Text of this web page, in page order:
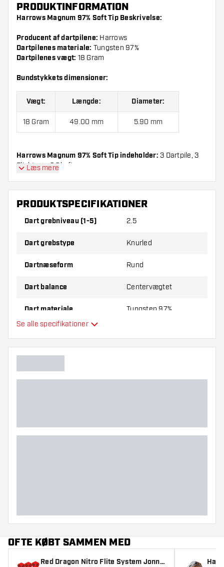
PRODUKTINFORMATION
Harrows Magnum 97% Soft Tip Beskrivelse:
Producent af dartpilene: Harrows
Dartpilenes materiale: Tungsten 97%
Dartpilenes vægt: 18 Gram
Bundstykkets dimensioner:
Vægt: Længde: Diameter:
18 Gram 49.00 mm 5.90 mm
Harrows Magnum 97% Soft Tip indeholder: 3 Dartpile, 3
Flights og 3 Skafter.
Læs mere
PRODUKTSPECIFIKATIONER
Dart grebniveau (1-5) 2.5
Dart grebstype Knurled
Dartnæseform Rund
Dart balance Centervægtet
Dart materiale Tungsten 97%
Dartspiller
Se alle specifikationer
OFTE KØBT SAMMEN MED
Red Dragon Nitro Flite System Jonny